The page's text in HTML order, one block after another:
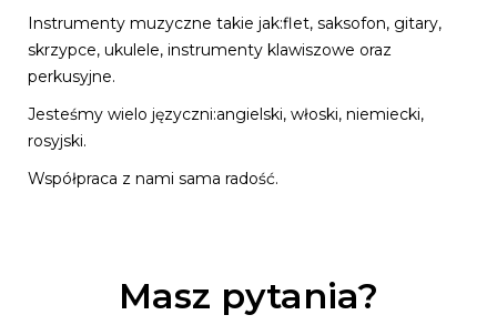
Instrumenty muzyczne takie jak:flet, saksofon, gitary,
skrzypce, ukulele, instrumenty klawiszowe oraz
perkusyjne.
Jesteśmy wielo języczni:angielski, włoski, niemiecki,
rosyjski.
Współpraca z nami sama radość.
Masz pytania?